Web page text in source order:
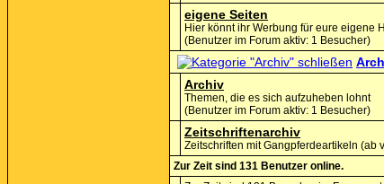
eigene Seiten
Hier könnt ihr Werbung für eure eigene
(Benutzer im Forum aktiv: 1 Besucher)
Archiv
Themen, die es sich aufzuheben lohnt
(Benutzer im Forum aktiv: 1 Besucher)
Zeitschriftenarchiv
Zeitschriften mit Gangpferdeartikeln (ab
Zur Zeit sind 131 Benutzer online.